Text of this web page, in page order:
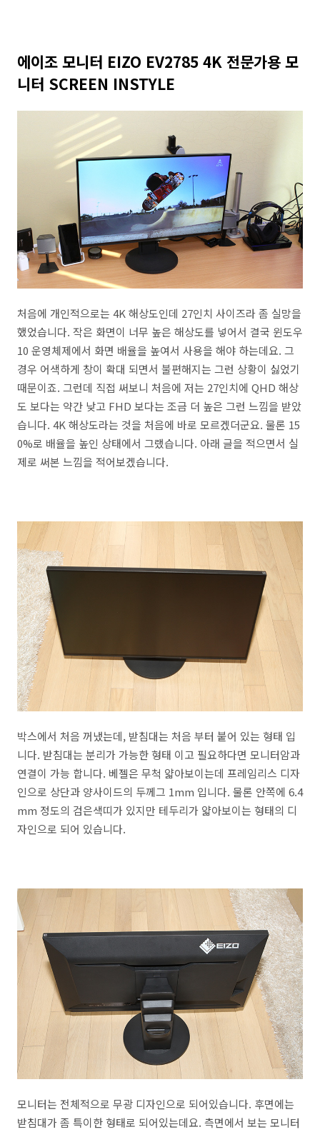
에이조 모니터 EIZO EV2785 4K 전문가용 모
니터 SCREEN INSTYLE
처음에 개인적으로는 4K 해상도인데 27인치 사이즈라 좀 실망을
했었습니다. 작은 화면이 너무 높은 해상도를 넣어서 결국 윈도우
10 운영체제에서 화면 배율을 높여서 사용을 해야 하는데요. 그
경우 어색하게 창이 확대 되면서 불편해지는 그런 상황이 싫었기
때문이죠. 그런데 직접 써보니 처음에 저는 27인치에 QHD 해상
도 보다는 약간 낮고 FHD 보다는 조금 더 높은 그런 느낌을 받았
습니다. 4K 해상도라는 것을 처음에 바로 모르겠더군요. 물론 15
0%로 배율을 높인 상태에서 그랬습니다. 아래 글을 적으면서 실
제로 써본 느낌을 적어보겠습니다.
박스에서 처음 꺼냈는데, 받침대는 처음 부터 붙어 있는 형태 입
니다. 받침대는 분리가 가능한 형태 이고 필요하다면 모니터암과
연결이 가능 합니다. 베젤은 무척 얇아보이는데 프레임리스 디자
인으로 상단과 양사이드의 두께그 1mm 입니다. 물론 안쪽에 6.4
mm 정도의 검은색띠가 있지만 테두리가 얇아보이는 형태의 디
자인으로 되어 있습니다.
모니터는 전체적으로 무광 디자인으로 되어있습니다. 후면에는
받침대가 좀 특이한 형태로 되어있는데요. 측면에서 보는 모니터